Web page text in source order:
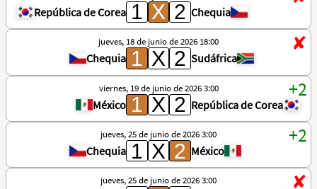
República de Corea Chequia
jueves, 18 de junio de 2026 18:00
Chequia Sudáfrica
viernes, 19 de junio de 2026 3:00
México República de Corea
jueves, 25 de junio de 2026 3:00
Chequia México
jueves, 25 de junio de 2026 3:00